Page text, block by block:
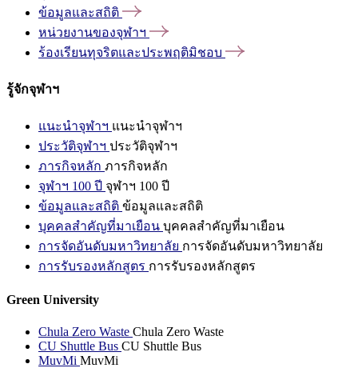
ข้อมูลและสถิติ
หน่วยงานของจุฬาฯ
ร้องเรียนทุจริตและประพฤติมิชอบ
รู้จักจุฬาฯ
แนะนำจุฬาฯ แนะนำจุฬาฯ
ประวัติจุฬาฯ ประวัติจุฬาฯ
ภารกิจหลัก ภารกิจหลัก
จุฬาฯ 100 ปี จุฬาฯ 100 ปี
ข้อมูลและสถิติ ข้อมูลและสถิติ
บุคคลสำคัญที่มาเยือน บุคคลสำคัญที่มาเยือน
การจัดอันดับมหาวิทยาลัย การจัดอันดับมหาวิทยาลัย
การรับรองหลักสูตร การรับรองหลักสูตร
Green University
Chula Zero Waste Chula Zero Waste
CU Shuttle Bus CU Shuttle Bus
MuvMi MuvMi